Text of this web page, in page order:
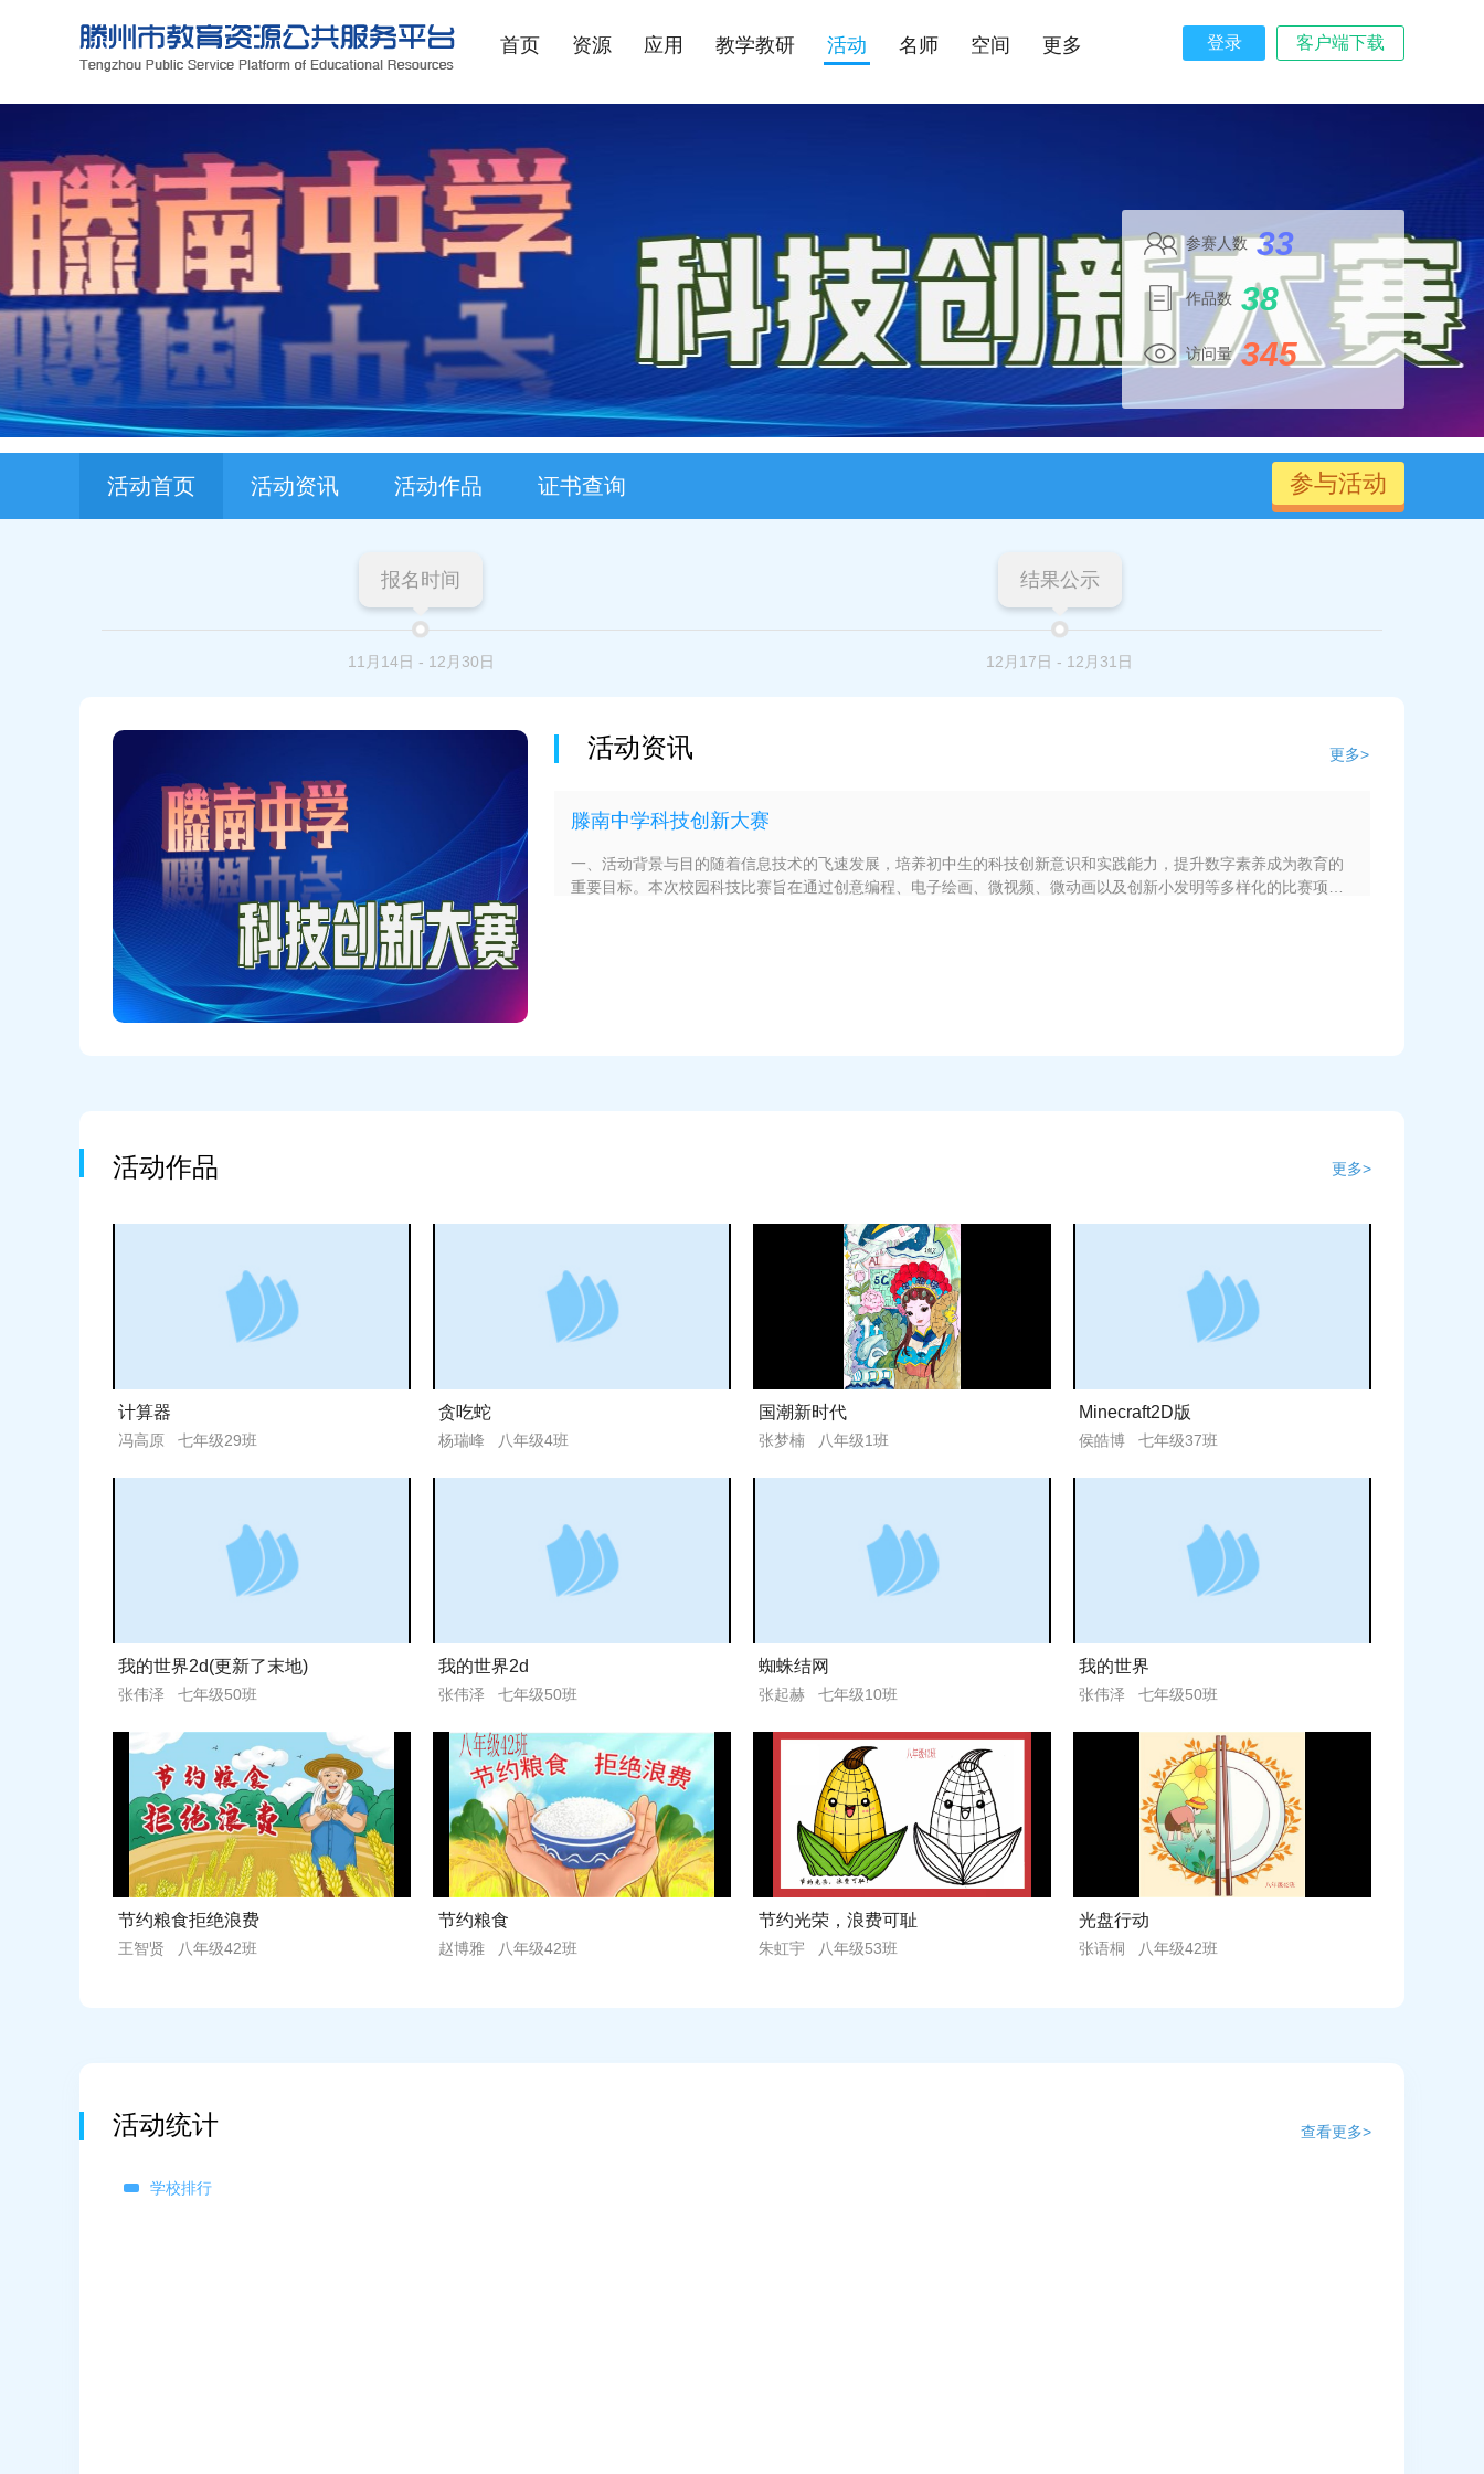
首页 资源 应用 教学教研 活动 名师 空间 更多 登录 客户端下载
参赛人数 33
作品数 38
访问量 345
活动首页 活动资讯 活动作品 证书查询 参与活动
报名时间
11月14日 - 12月30日
结果公示
12月17日 - 12月31日
活动资讯 更多>
滕南中学科技创新大赛
一、活动背景与目的随着信息技术的飞速发展，培养初中生的科技创新意识和实践能力，提升数字素养成为教育的
重要目标。本次校园科技比赛旨在通过创意编程、电子绘画、微视频、微动画以及创新小发明等多样化的比赛项
活动作品 更多>
计算器
冯高原 七年级29班
贪吃蛇
杨瑞峰 八年级4班
国潮新时代
张梦楠 八年级1班
Minecraft2D版
侯皓博 七年级37班
我的世界2d(更新了末地)
张伟泽 七年级50班
我的世界2d
张伟泽 七年级50班
蜘蛛结网
张起赫 七年级10班
我的世界
张伟泽 七年级50班
节约粮食拒绝浪费
王智贤 八年级42班
节约粮食
赵博雅 八年级42班
节约光荣，浪费可耻
朱虹宇 八年级53班
光盘行动
张语桐 八年级42班
活动统计 查看更多>
学校排行